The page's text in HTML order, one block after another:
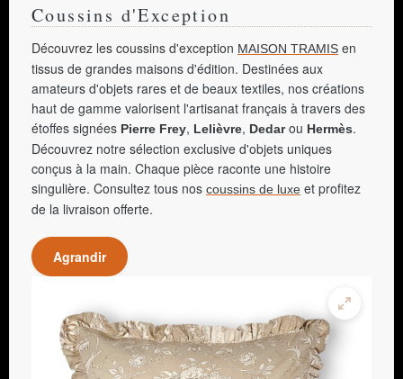
Coussins d'Exception
Découvrez les coussins d'exception MAISON TRAMIS en
tissus de grandes maisons d'édition. Destinées aux
amateurs d'objets rares et de beaux textiles, nos créations
haut de gamme valorisent l'artisanat français à travers des
étoffes signées Pierre Frey, Lelièvre, Dedarou Hermès.
Découvrez notre sélection exclusive d'objets uniques
conçus à la main. Chaque pièce raconte une histoire
singulière. Consultez tous nos coussins de luxe et profitez
de la livraison offerte.
Agrandir